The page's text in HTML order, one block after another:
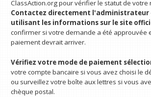
ClassAction.org pour vérifier le statut de votre
Contactez directement l'administrateur
utilisant les informations sur le site
confirmer si votre demande a été approuvée
paiement devrait arriver.
Vérifiez votre mode de paiement
votre compte bancaire si vous avez choisi le
ou surveillez votre boîte aux lettres si vous
chèque postal.